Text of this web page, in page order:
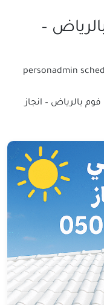
–
personadmin
بالرياض – انجاز